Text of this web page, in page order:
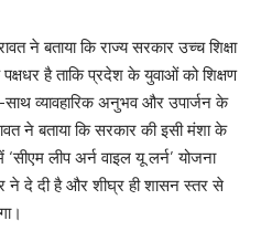
ने बताया कि राज्य सरकार उच्च शिक्षा
है ताकि प्रदेश के युवाओं को शिक्षण
साथ व्यावहारिक अनुभव और उपार्जन के
ने बताया कि सरकार की इसी मंशा के
लीप अर्न वाइल यू लर्न’ योजना
ने दे दी है और शीघ्र ही शासन स्तर से